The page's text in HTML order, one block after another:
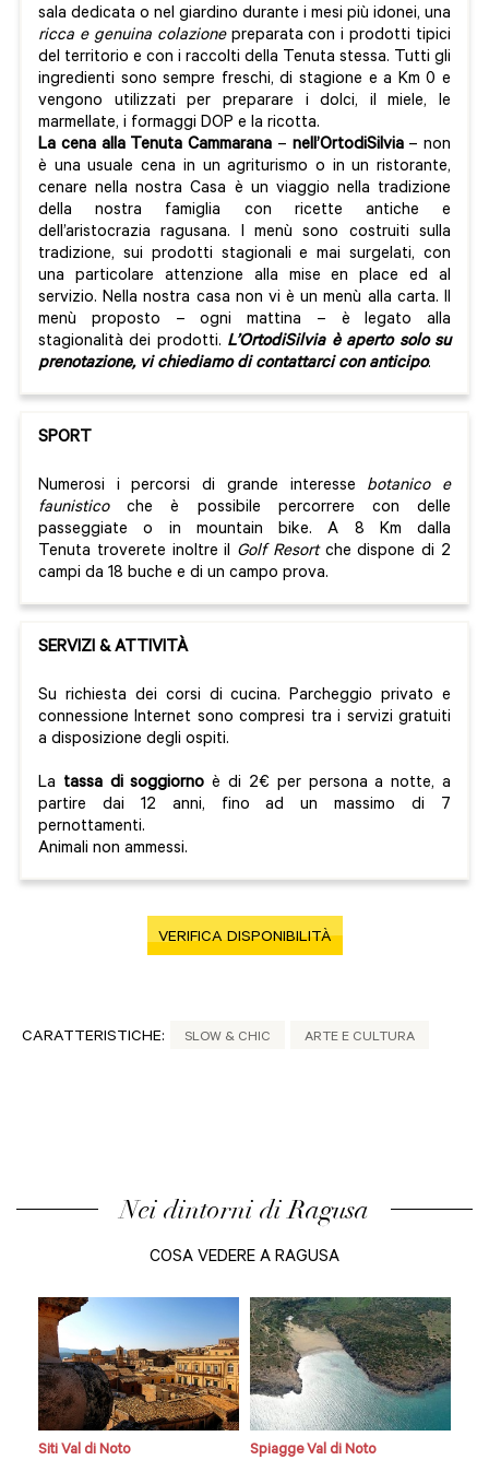
sala dedicata o nel giardino durante i mesi più idonei, una
ricca e genuina colazionepreparata con i prodotti tipici
del territorio e con i raccolti della Tenuta stessa. Tutti gli
ingredienti sono sempre freschi, di stagione e a Km 0 e
vengono utilizzati per preparare i dolci, il miele, le
marmellate, i formaggi DOP e la ricotta.
La cena alla Tenuta Cammarana – nell’OrtodiSilvia– non
è una usuale cena in un agriturismo o in un ristorante,
cenare nella nostra Casa è un viaggio nella tradizione
della nostra famiglia con ricette antiche e
dell’aristocrazia ragusana. I menù sono costruiti sulla
tradizione, sui prodotti stagionali e mai surgelati, con
una particolare attenzione alla mise en place ed al
servizio. Nella nostra casa non vi è un menù alla carta. Il
menù proposto – ogni mattina – è legato alla
stagionalità dei prodotti. L’OrtodiSilvia è aperto solo su
prenotazione, vi chiediamo di contattarci con anticipo.
SPORT
Numerosi i percorsi di grande interesse botanico e
faunisticoche è possibile percorrere con delle
passeggiate o in mountain bike. A 8 Km dalla
Tenuta troverete inoltre il Golf Resortche dispone di 2
campi da 18 buche e di un campo prova.
SERVIZI & ATTIVITÀ
Su richiesta dei corsi di cucina. Parcheggio privato e
connessione Internet sono compresi tra i servizi gratuiti
a disposizione degli ospiti.
La tassa di soggiorno è di 2€ per persona a notte, a
partire dai 12 anni, fino ad un massimo di 7
pernottamenti.
Animali non ammessi.
VERIFICA DISPONIBILITÀ
CARATTERISTICHE: SLOW & CHIC ARTE E CULTURA
Nei dintorni di Ragusa
COSA VEDERE A RAGUSA
Siti Val di Noto Spiagge Val di Noto